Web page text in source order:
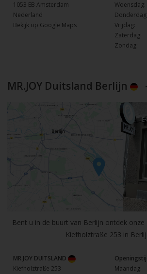
1053 EB Amsterdam
Nederland
Bekijk op Google Maps
Woensdag:
Donderdag:
Vrijdag:
Zaterdag:
Zondag:
MR.JOY Duitsland Berlijn
Bent u in de buurt van Berlijn ontdek
Kiefholztraße 253 in
MR.JOY DUITSLAND
Kiefholztraße 253
Maandag: